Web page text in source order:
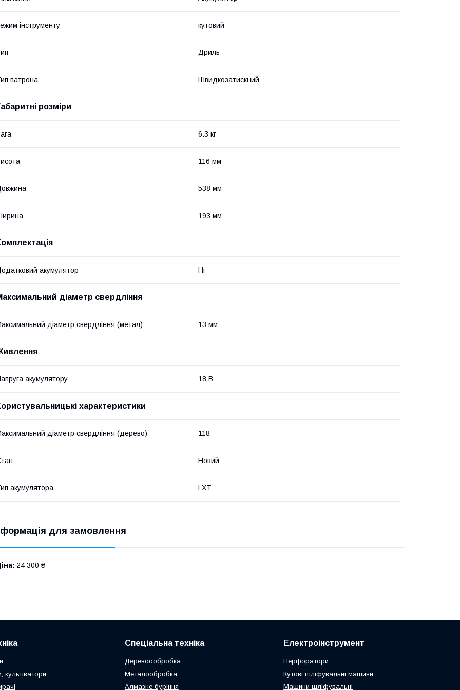
інструменту кутовий
Дриль
патрона Швидкозатискний
розміри
6.3 кг
116 мм
538 мм
193 мм
акумулятор Ні
діаметр свердління
діаметр свердління (метал) 13 мм
акумулятору 18 В
характеристики
діаметр свердління (дерево) 118
Новий
акумулятора LXT
для замовлення
24 300 ₴
культіватори
Спеціальна техніка
Деревоообробка
Металообробка
Алмазне буріння
Електроінструмент
Перфоратори
Кутові шліфувальні машини
Машини шліфувальні